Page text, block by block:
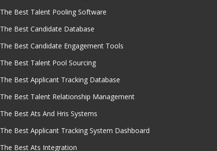
The Best Talent Pooling Software
The Best Candidate Database
The Best Candidate Engagement Tools
The Best Talent Pool Sourcing
The Best Applicant Tracking Database
The Best Talent Relationship Management
The Best Ats And Hris Systems
The Best Applicant Tracking System Dashboard
The Best Ats Integration